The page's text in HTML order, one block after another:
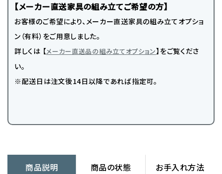
【メーカー直送家具の組み立てご希望の方】
お客様のご希望により、メーカー直送家具の組み立てオプショ
ン（有料）をご用意しました。
詳しくは 【メーカー直送品の組み立てオプション】をご覧くださ
い。
※配送日は注文後14日以降であれば指定可。
商品説明 商品の状態 お手入れ方法